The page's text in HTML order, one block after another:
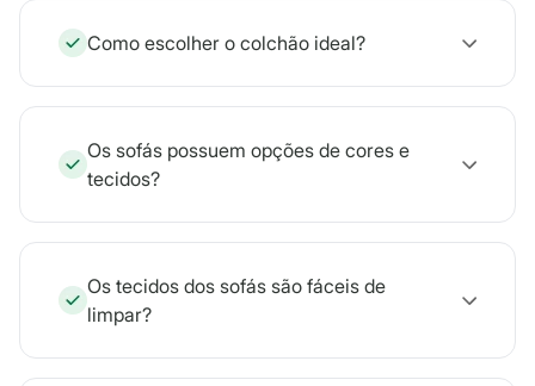
Como escolher o colchão ideal?
Os sofás possuem opções de cores e
tecidos?
Os tecidos dos sofás são fáceis de
limpar?